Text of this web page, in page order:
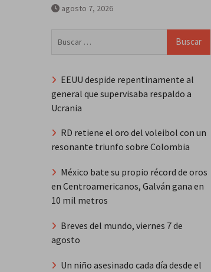
agosto 7, 2026
EEUU despide repentinamente al
general que supervisaba respaldo a
Ucrania
RD retiene el oro del voleibol con un
resonante triunfo sobre Colombia
México bate su propio récord de oros
en Centroamericanos, Galván gana en
10 mil metros
Breves del mundo, viernes 7 de
agosto
Un niño asesinado cada día desde el